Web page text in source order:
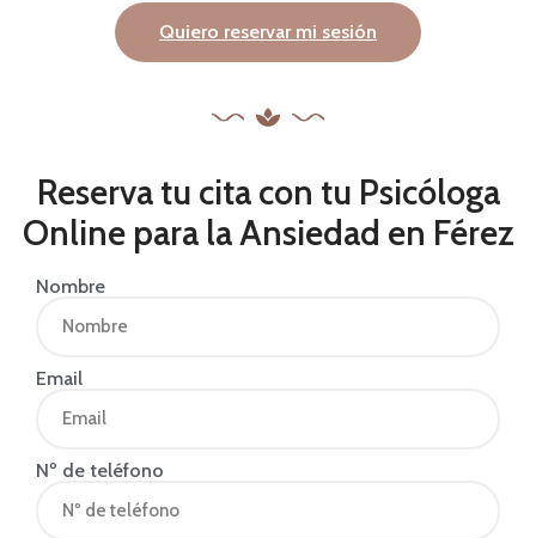
Quiero reservar mi sesión
Reserva tu cita con tu Psicóloga
Online para la Ansiedad en Férez
Nombre
Email
Nº de teléfono